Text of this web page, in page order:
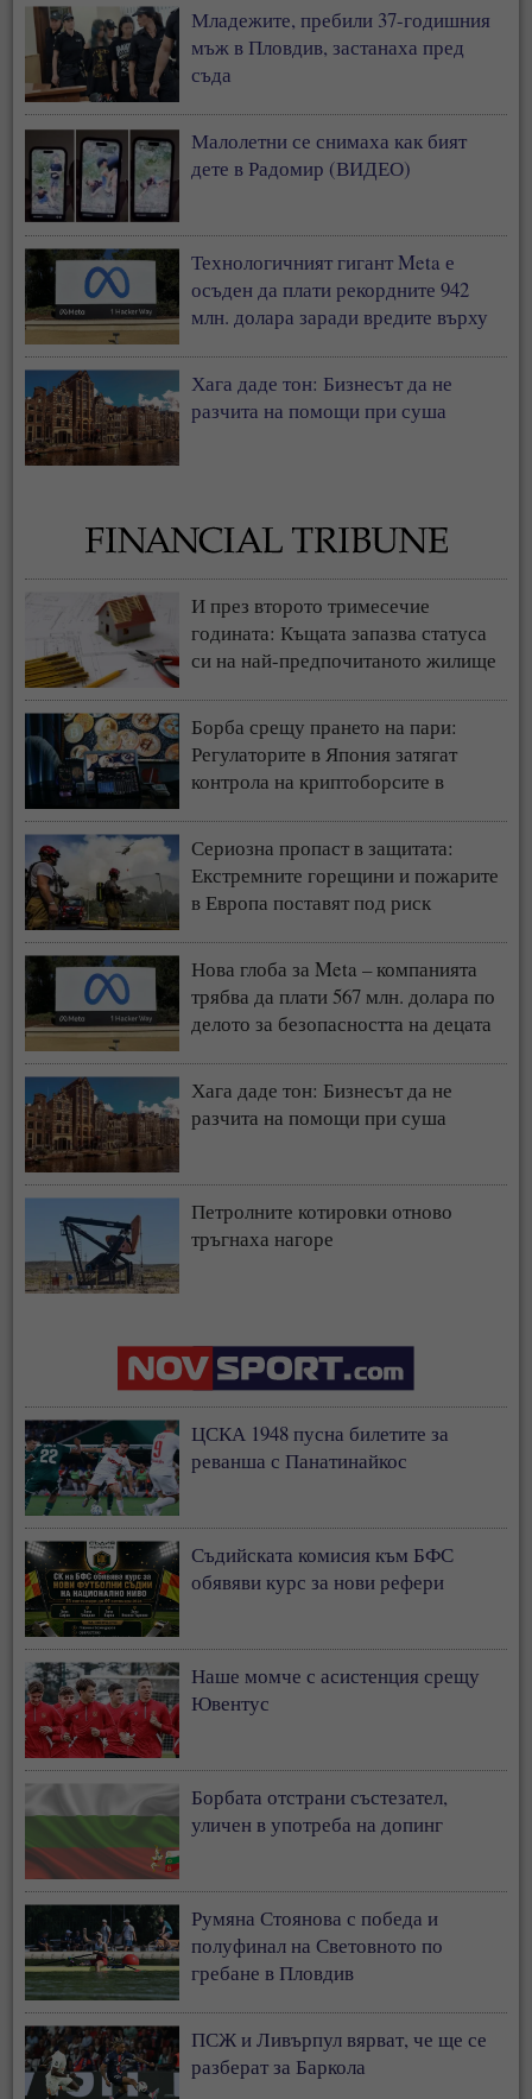
Младежите, пребили 37-годишния
мъж в Пловдив, застанаха пред
съда
Малолетни се снимаха как бият
дете в Радомир (ВИДЕО)
Технологичният гигант Meta е
осъден да плати рекордните 942
млн. долара заради вредите върху
Хага даде тон: Бизнесът да не
разчита на помощи при суша
И през второто тримесечие
годината: Къщата запазва статуса
си на най-предпочитаното жилище
Борба срещу прането на пари:
Регулаторите в Япония затягат
контрола на криптоборсите в
Сериозна пропаст в защитата:
Екстремните горещини и пожарите
в Европа поставят под риск
Нова глоба за Meta – компанията
трябва да плати 567 млн. долара по
делото за безопасността на децата
Хага даде тон: Бизнесът да не
разчита на помощи при суша
Петролните котировки отново
тръгнаха нагоре
ЦСКА 1948 пусна билетите за
реванша с Панатинайкос
Съдийската комисия към БФС
обявяви курс за нови рефери
Наше момче с асистенция срещу
Ювентус
Борбата отстрани състезател,
уличен в употреба на допинг
Румяна Стоянова с победа и
полуфинал на Световното по
гребане в Пловдив
ПСЖ и Ливърпул вярват, че ще се
разберат за Баркола